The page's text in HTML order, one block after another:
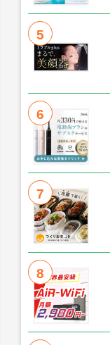
5
6
7
8